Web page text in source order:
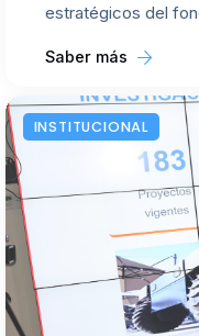
estratégicos del
Saber más
INSTITUCIONAL